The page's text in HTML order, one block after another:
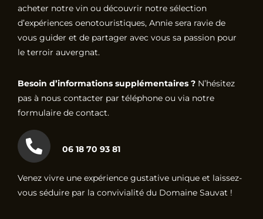
acheter notre vin ou découvrir notre sélection
d’expériences oenotouristiques, Annie sera ravie de
vous guider et de partager avec vous sa passion pour
le terroir auvergnat.
Besoin d’informations supplémentaires ?N’hésitez
pas à nous contacter par téléphone ou via notre
formulaire de contact.
06 18 70 93 81
Venez vivre une expérience gustative unique et laissez-
vous séduire par la convivialité du Domaine Sauvat !